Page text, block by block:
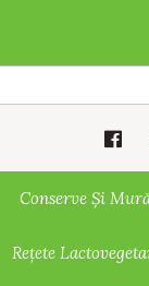
Conserve Și
Rețete